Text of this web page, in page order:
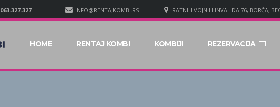
RATNIH VOJNIH INVALIDA 76, BORČA,
INFO@RENTAJKOMBI.RS
063-327-327
HOME RENTAJ KOMBI KOMBIJI REZERVACIJA